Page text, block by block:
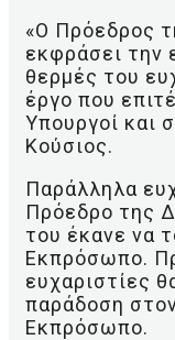
«Ο Πρόεδρος
εκφράσει την
θερμές του
έργο που
Υπουργοί και
Κούσιος.
Παράλληλα
Πρόεδρο της
του έκανε να
Εκπρόσωπο.
ευχαριστίες
παράδοση
Εκπρόσωπο.